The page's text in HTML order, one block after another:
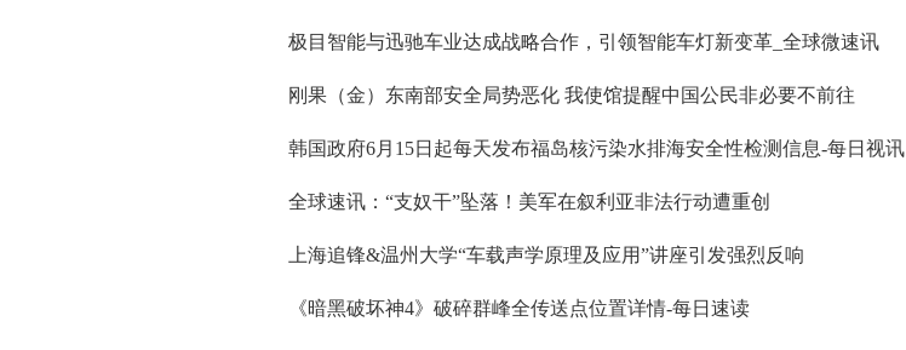
极目智能与迅驰车业达成战略合作，引领智能车灯新变革_全球微速讯
刚果（金）东南部安全局势恶化 我使馆提醒中国公民非必要不前往
韩国政府6月15日起每天发布福岛核污染水排海安全性检测信息-每日视讯
全球速讯：“支奴干”坠落！美军在叙利亚非法行动遭重创
上海追锋&温州大学“车载声学原理及应用”讲座引发强烈反响
《暗黑破坏神4》破碎群峰全传送点位置详情-每日速读